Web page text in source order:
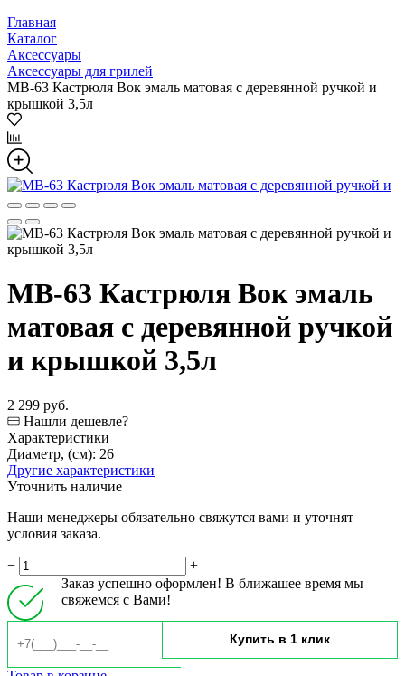
Главная
Каталог
Аксессуары
Аксессуары для грилей
МВ-63 Кастрюля Вок эмаль матовая с деревянной ручкой и
крышкой 3,5л
МВ-63 Кастрюля Вок эмаль
матовая с деревянной ручкой
и крышкой 3,5л
2 299 руб.
Нашли дешевле?
Характеристики
Диаметр, (см): 26
Другие характеристики
Уточнить наличие
Наши менеджеры обязательно свяжутся вами и уточнят
условия заказа.
−
+
Заказ успешно оформлен! В ближашее время мы
свяжемся с Вами!